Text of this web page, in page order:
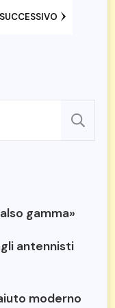
SUCCESSIVO
gamma»
antennisti
moderno